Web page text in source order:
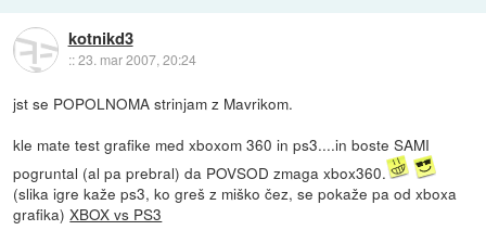
kotnikd3
::23. mar 2007, 20:24
jst se POPOLNOMA strinjam z Mavrikom.
kle mate test grafike med xboxom 360 in ps3....in boste SAMI
pogruntal (al pa prebral) da POVSOD zmaga xbox360.
(slika igre kaže ps3, ko greš z miško čez, se pokaže pa od xboxa
grafika)XBOX vs PS3